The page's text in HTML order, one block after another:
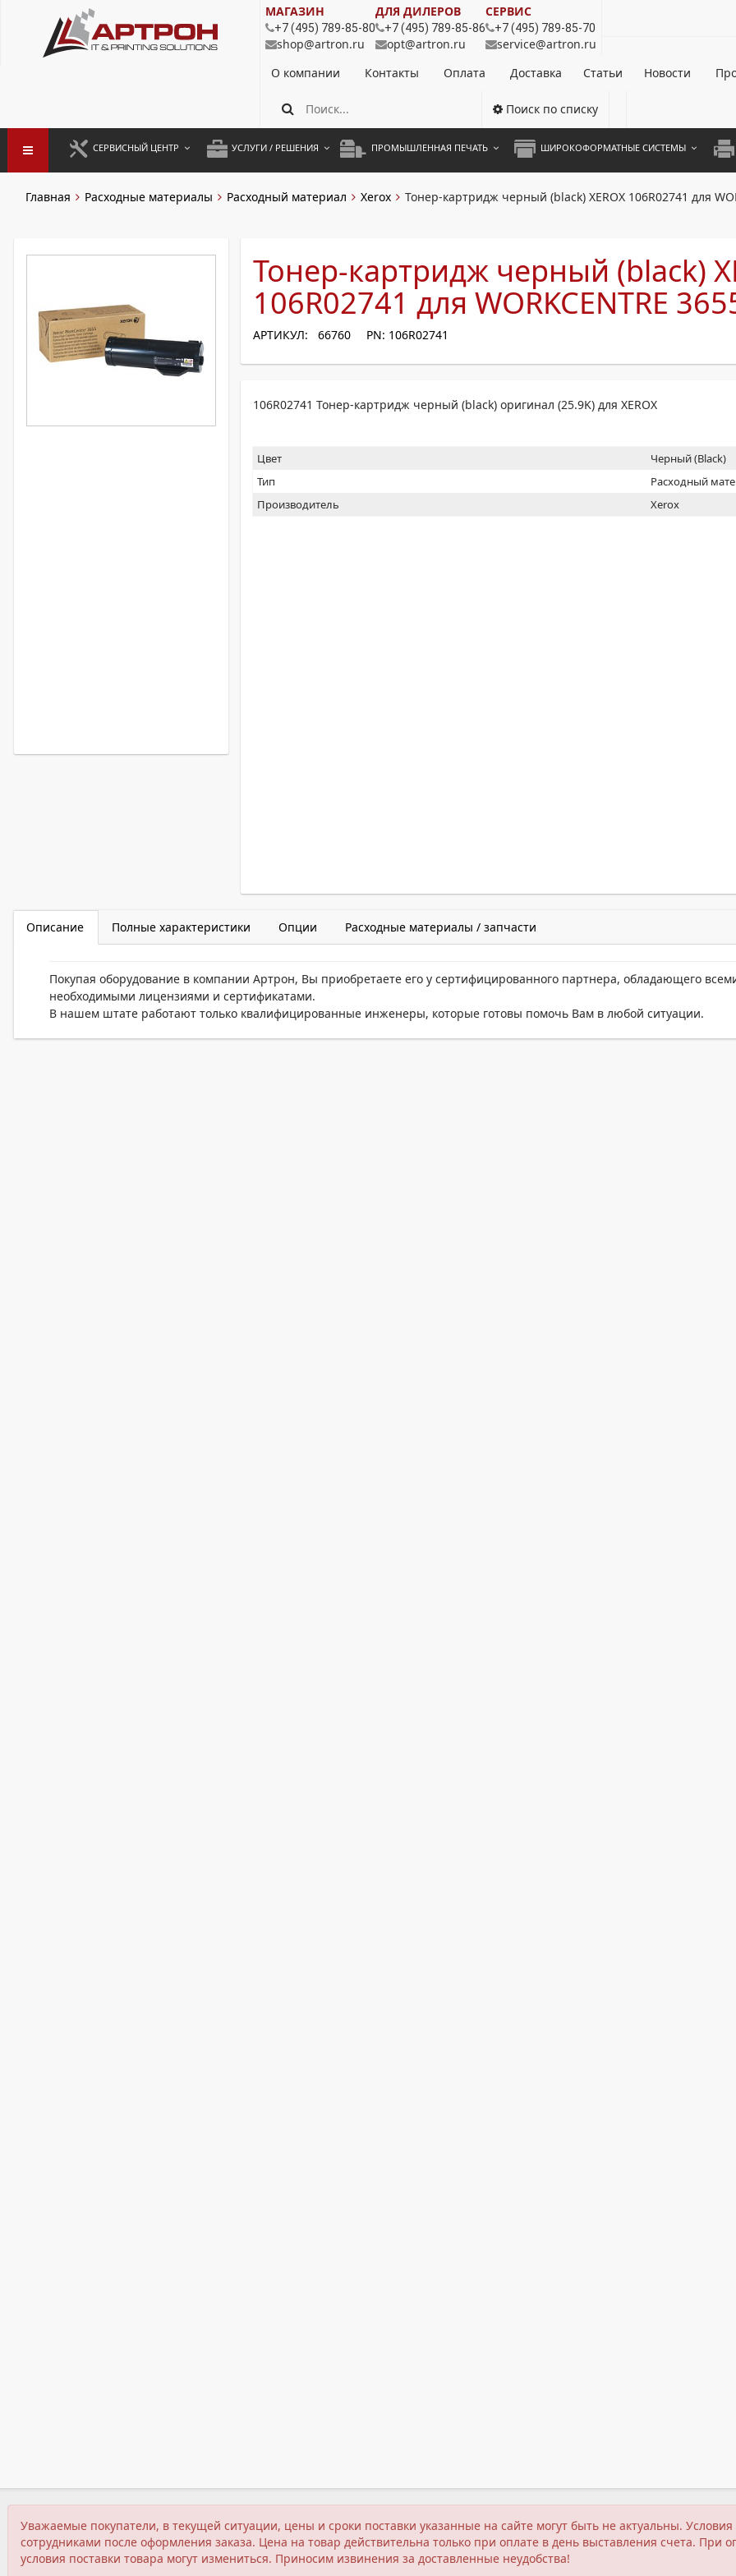
МАГАЗИН
+7 (495) 789-85-80
shop@artron.ru
ДЛЯ ДИЛЕРОВ
+7 (495) 789-85-86
opt@artron.ru
СЕРВИС
+7 (495) 789-85-70
service@artron.ru
О компании
Контакты Оплата Доставка Статьи Новости
Поиск по списку
СЕРВИСНЫЙ ЦЕНТР
ПРОФИЛАКТИКА И ТО
РАЗОВЫЕ РЕМОНТЫ
УСЛУГИ / РЕШЕНИЯ
АРЕНДА ОБОРУДОВАНИЯ
ПРОМЫШЛЕННАЯ ПЕЧАТЬ ШИРОКОФОРМАТНЫЕ СИСТЕМЫ
А4
Главная Расходные материалы Расходный материал Xerox Тонер-картридж черный (black) XEROX 106R02741 для
Тонер-картридж черный (black)
106R02741 для WORKCENTRE
АРТИКУЛ: 66760 PN: 106R02741
106R02741 Тонер-картридж черный (black) оригинал (25.9K) для XEROX
Цвет
Черный (Black)
Тип
Расходный
Производитель
Xerox
Описание Полные характеристики Опции Расходные материалы / запчасти
Покупая оборудование в компании Артрон, Вы приобретаете его у сертифицированного партнера, обладающего
необходимыми лицензиями и сертификатами.
В нашем штате работают только квалифицированные инженеры, которые готовы помочь Вам в любой ситуации.
Уважаемые покупатели, в текущей ситуации, цены и сроки поставки указанные на сайте могут быть не актуальны.
сотрудниками после оформления заказа. Цена на товар действительна только при оплате в день выставления счета.
условия поставки товара могут измениться. Приносим извинения за доставленные неудобства!